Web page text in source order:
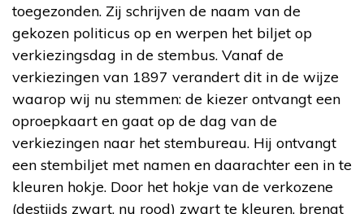
toegezonden. Zij schrijven de naam van de
gekozen politicus op en werpen het biljet op
verkiezingsdag in de stembus. Vanaf de
verkiezingen van 1897 verandert dit in de wijze
waarop wij nu stemmen: de kiezer ontvangt een
oproepkaart en gaat op de dag van de
verkiezingen naar het stembureau. Hij ontvangt
een stembiljet met namen en daarachter een in te
kleuren hokje. Door het hokje van de verkozene
(destijds zwart, nu rood) zwart te kleuren, brengt